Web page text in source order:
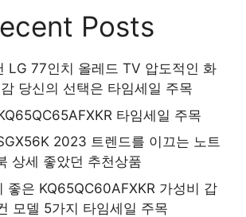
Posts
LG 77인치 올레드 TV 압도적인 화
당신의 선택은 타임세일 주목
타임세일 주목
2023 트렌드를 이끄는 노트
상세 좋았던 추천상품
좋은 KQ65QC60AFXKR 가성비 갑
모델 5가지 타임세일 주목